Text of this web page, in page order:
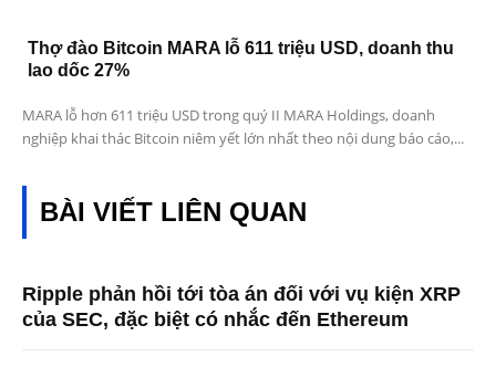
Thợ đào Bitcoin MARA lỗ 611 triệu USD, doanh thu
lao dốc 27%
MARA lỗ hơn 611 triệu USD trong quý II MARA Holdings, doanh
nghiệp khai thác Bitcoin niêm yết lớn nhất theo nội dung báo cáo,...
BÀI VIẾT LIÊN QUAN
Ripple phản hồi tới tòa án đối với vụ kiện XRP
của SEC, đặc biệt có nhắc đến Ethereum